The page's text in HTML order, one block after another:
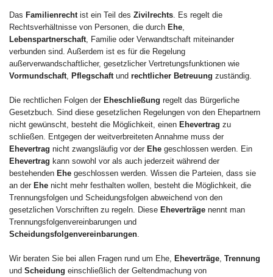
Das Familienrecht ist ein Teil des Zivilrechts . Es regelt die
Rechtsverhältnisse von Personen, die durch Ehe
Lebenspartnerschaft , Familie oder Verwandtschaft miteinander
verbunden sind. Außerdem ist es für die Regelung
außerverwandschaftlicher, gesetzlicher Vertretungsfunktionen wie
Vormundschaft Pflegschaft und rechtlicher Betreuung zuständig.
Die rechtlichen Folgen der Eheschließung regelt das Bürgerliche
Gesetzbuch. Sind diese gesetzlichen Regelungen von den Ehepartnern
nicht gewünscht, besteht die Möglichkeit, einen Ehevertrag zu
schließen. Entgegen der weitverbreiteten Annahme muss der
Ehevertrag nicht zwangsläufig vor der Ehe geschlossen werden. Ein
Ehevertrag kann sowohl vor als auch jederzeit während der
bestehenden Ehe geschlossen werden. Wissen die Parteien, dass sie
an der Ehe nicht mehr festhalten wollen, besteht die Möglichkeit, die
Trennungsfolgen und Scheidungsfolgen abweichend von den
gesetzlichen Vorschriften zu regeln. Diese Eheverträge nennt man
Trennungsfolgenvereinbarungen und
Scheidungsfolgenvereinbarungen
Wir beraten Sie bei allen Fragen rund um Ehe, Eheverträge Trennung
und Scheidung einschließlich der Geltendmachung von